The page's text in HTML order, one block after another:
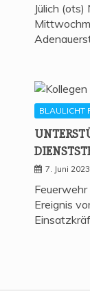
Jülich
BLAULICHT
7. Juni 2023
Ereignis